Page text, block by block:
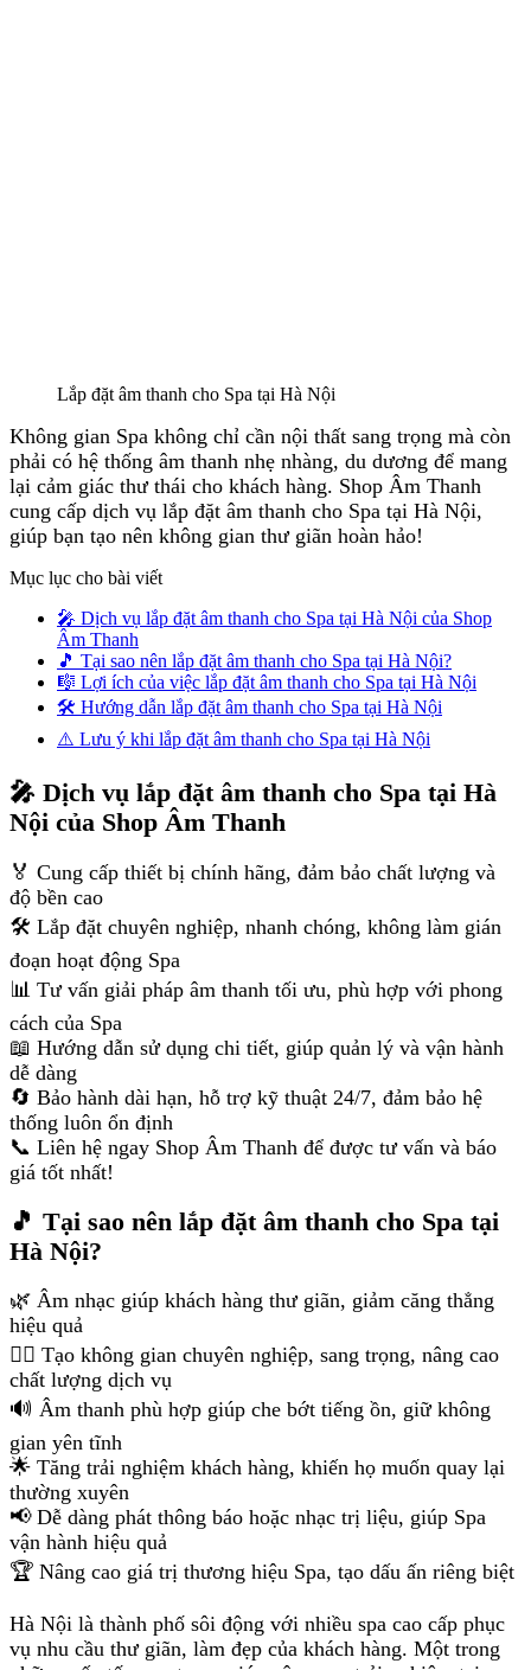
Lắp đặt âm thanh cho Spa tại Hà Nội
Không gian Spa không chỉ cần nội thất sang trọng mà còn
phải có hệ thống âm thanh nhẹ nhàng, du dương để mang
lại cảm giác thư thái cho khách hàng. Shop Âm Thanh
cung cấp dịch vụ lắp đặt âm thanh cho Spa tại Hà Nội,
giúp bạn tạo nên không gian thư giãn hoàn hảo!
Mục lục cho bài viết
🎤 Dịch vụ lắp đặt âm thanh cho Spa tại Hà Nội của Shop
Âm Thanh
🎵 Tại sao nên lắp đặt âm thanh cho Spa tại Hà Nội?
🎼 Lợi ích của việc lắp đặt âm thanh cho Spa tại Hà Nội
🛠 Hướng dẫn lắp đặt âm thanh cho Spa tại Hà Nội
⚠️ Lưu ý khi lắp đặt âm thanh cho Spa tại Hà Nội
🎤 Dịch vụ lắp đặt âm thanh cho Spa tại Hà
Nội của Shop Âm Thanh
🏅 Cung cấp thiết bị chính hãng, đảm bảo chất lượng và
độ bền cao
🛠 Lắp đặt chuyên nghiệp, nhanh chóng, không làm gián
đoạn hoạt động Spa
📊 Tư vấn giải pháp âm thanh tối ưu, phù hợp với phong
cách của Spa
📖 Hướng dẫn sử dụng chi tiết, giúp quản lý và vận hành
dễ dàng
🔄 Bảo hành dài hạn, hỗ trợ kỹ thuật 24/7, đảm bảo hệ
thống luôn ổn định
📞 Liên hệ ngay Shop Âm Thanh để được tư vấn và báo
giá tốt nhất!
🎵 Tại sao nên lắp đặt âm thanh cho Spa tại
Hà Nội?
🌿 Âm nhạc giúp khách hàng thư giãn, giảm căng thẳng
hiệu quả
💆‍♀️ Tạo không gian chuyên nghiệp, sang trọng, nâng cao
chất lượng dịch vụ
🔊 Âm thanh phù hợp giúp che bớt tiếng ồn, giữ không
gian yên tĩnh
🌟 Tăng trải nghiệm khách hàng, khiến họ muốn quay lại
thường xuyên
📢 Dễ dàng phát thông báo hoặc nhạc trị liệu, giúp Spa
vận hành hiệu quả
🏆 Nâng cao giá trị thương hiệu Spa, tạo dấu ấn riêng biệt
Hà Nội là thành phố sôi động với nhiều spa cao cấp phục
vụ nhu cầu thư giãn, làm đẹp của khách hàng. Một trong